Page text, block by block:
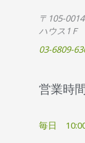
〒105-
ハウス1Ｆ
03-6809-
営業時
毎日